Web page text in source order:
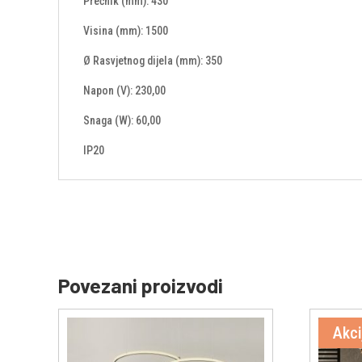
Visina (mm): 1500
Ø Rasvjetnog dijela (mm): 350
Napon (V): 230,00
Snaga (W): 60,00
IP20
Povezani proizvodi